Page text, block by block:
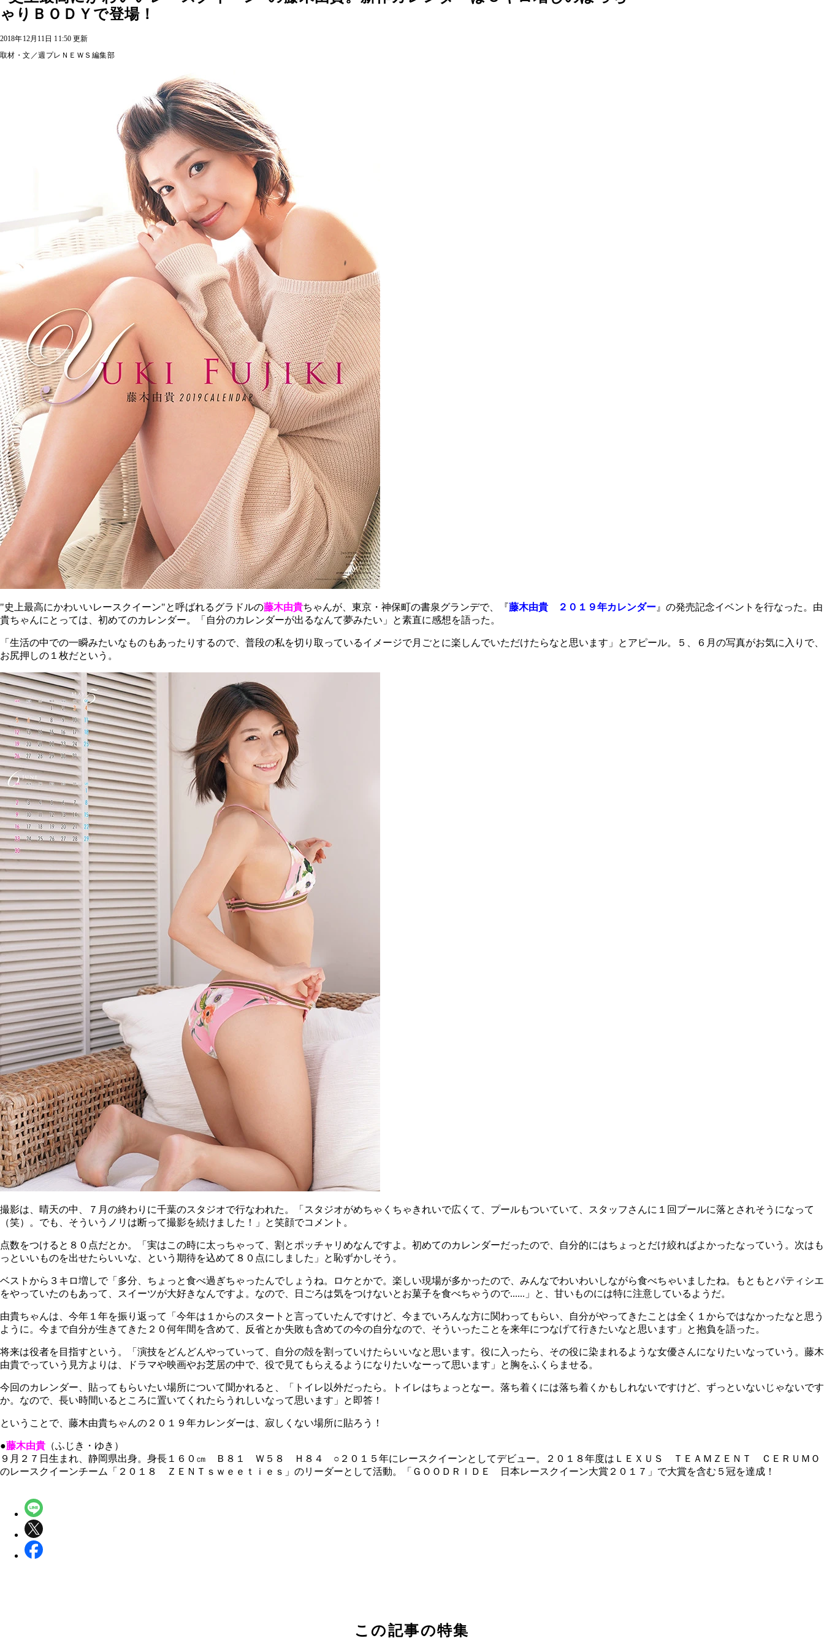
ゃりＢＯＤＹで登場！
2018年12月11日 11:50 更新
取材・文／週プレＮＥＷＳ編集部
"史上最高にかわいいレースクイーン"と呼ばれるグラドルの藤木由貴ちゃんが、東京・神保町の書泉グランデで、『藤木由貴 ２０１９年カレンダー 』の発売記念イベントを行なった。由
貴ちゃんにとっては、初めてのカレンダー。「自分のカレンダーが出るなんて夢みたい」と素直に感想を語った。
「生活の中での一瞬みたいなものもあったりするので、普段の私を切り取っているイメージで月ごとに楽しんでいただけたらなと思います」とアピール。５、６月の写真がお気に入りで、
お尻押しの１枚だという。
撮影は、晴天の中、７月の終わりに千葉のスタジオで行なわれた。「スタジオがめちゃくちゃきれいで広くて、プールもついていて、スタッフさんに１回プールに落とされそうになって
（笑）。でも、そういうノリは断って撮影を続けました！」と笑顔でコメント。
点数をつけると８０点だとか。「実はこの時に太っちゃって、割とポッチャリめなんですよ。初めてのカレンダーだったので、自分的にはちょっとだけ絞ればよかったなっていう。次はも
っといいものを出せたらいいな、という期待を込めて８０点にしました」と恥ずかしそう。
ベストから３キロ増しで「多分、ちょっと食べ過ぎちゃったんでしょうね。ロケとかで。楽しい現場が多かったので、みんなでわいわいしながら食べちゃいましたね。もともとパティシエ
をやっていたのもあって、スイーツが大好きなんですよ。なので、日ごろは気をつけないとお菓子を食べちゃうので......」と、甘いものには特に注意しているようだ。
由貴ちゃんは、今年１年を振り返って「今年は１からのスタートと言っていたんですけど、今までいろんな方に関わってもらい、自分がやってきたことは全く１からではなかったなと思う
ように。今まで自分が生きてきた２０何年間を含めて、反省とか失敗も含めての今の自分なので、そういったことを来年につなげて行きたいなと思います」と抱負を語った。
将来は役者を目指すという。「演技をどんどんやっていって、自分の殻を割っていけたらいいなと思います。役に入ったら、その役に染まれるような女優さんになりたいなっていう。藤木
由貴でっていう見方よりは、ドラマや映画やお芝居の中で、役で見てもらえるようになりたいなーって思います」と胸をふくらませる。
今回のカレンダー、貼ってもらいたい場所について聞かれると、「トイレ以外だったら。トイレはちょっとなー。落ち着くには落ち着くかもしれないですけど、ずっといないじゃないです
か。なので、長い時間いるところに置いてくれたらうれしいなって思います」と即答！
ということで、藤木由貴ちゃんの２０１９年カレンダーは、寂しくない場所に貼ろう！
●藤木由貴 （ふじき・ゆき）
９月２７日生まれ、静岡県出身。身長１６０㎝ Ｂ８１ Ｗ５８ Ｈ８４ ○２０１５年にレースクイーンとしてデビュー。２０１８年度はＬＥＸＵＳ ＴＥＡＭＺＥＮＴ ＣＥＲＵＭＯ
のレースクイーンチーム「２０１８ ＺＥＮＴｓｗｅｅｔｉｅｓ」のリーダーとして活動。「ＧＯＯＤＲＩＤＥ 日本レースクイーン大賞２０１７」で大賞を含む５冠を達成！
この記事の特集